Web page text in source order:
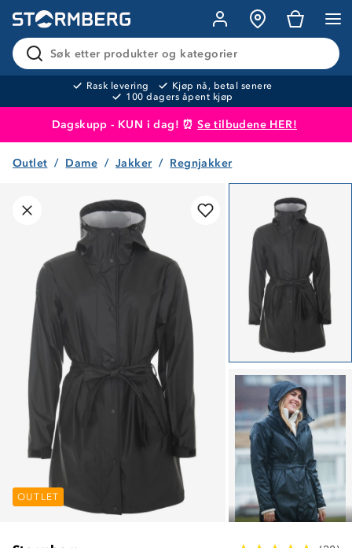
Søk etter produkter og kategorier
Rask levering
Kjøp nå, betal senere
100 dagers åpent kjøp
Dagskupp - KUN i dag! ⏰Se tilbudene HER!
Produktet er lagt i handlekurven
Outlet Dame Jakker Regnjakker
OUTLET OUTLET
OUTLET